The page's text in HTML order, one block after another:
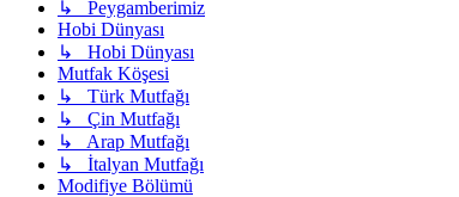
↳ Peygamberimiz
Hobi Dünyası
↳ Hobi Dünyası
Mutfak Köşesi
↳ Türk Mutfağı
↳ Çin Mutfağı
↳ Arap Mutfağı
↳ İtalyan Mutfağı
Modifiye Bölümü